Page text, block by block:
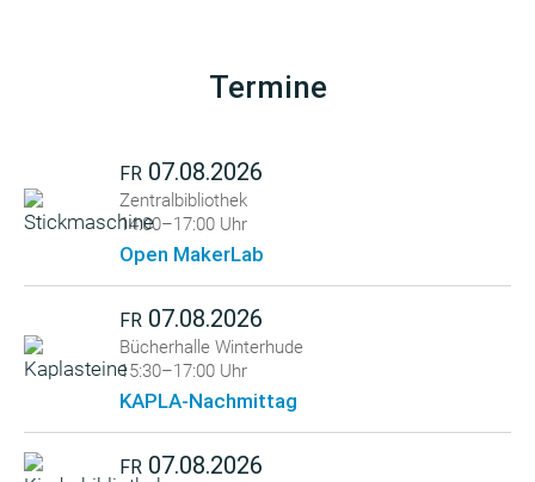
Termine
FR 07.08.2026
Zentralbibliothek
14:00–17:00 Uhr
Open MakerLab
FR 07.08.2026
Bücherhalle Winterhude
15:30–17:00 Uhr
KAPLA-Nachmittag
FR 07.08.2026